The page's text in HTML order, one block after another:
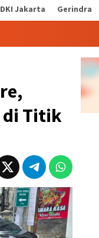
DKI Jakarta Gerindra
di Titik